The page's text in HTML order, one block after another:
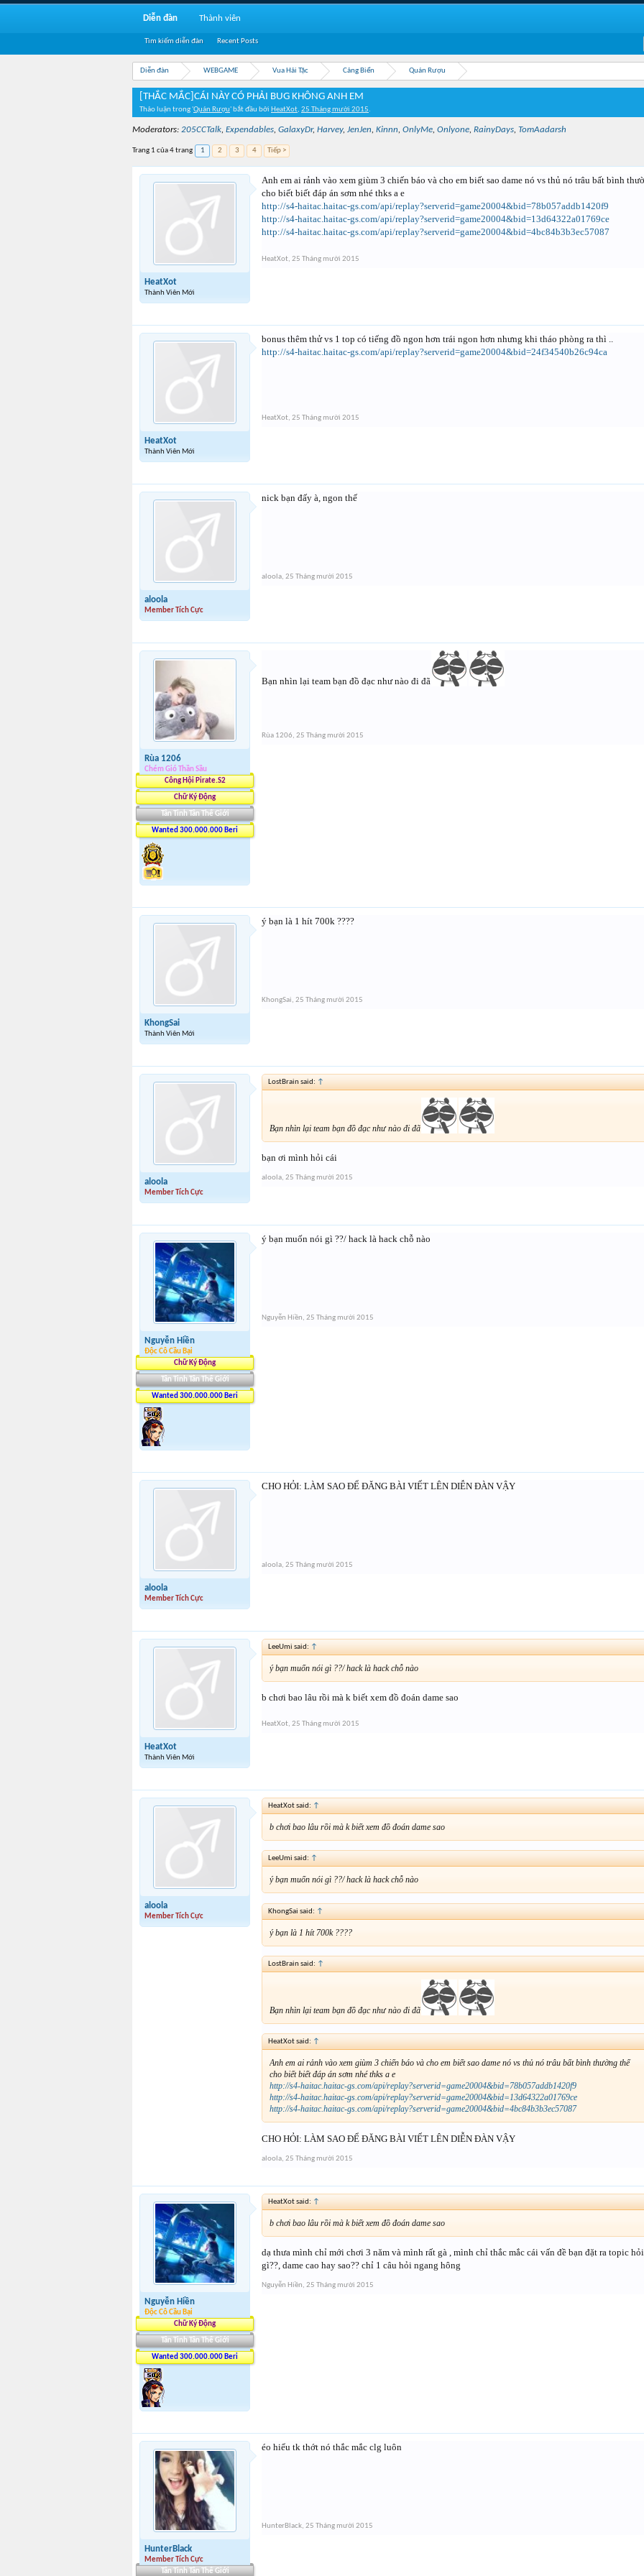
Diễn đàn WEBGAME Vua Hải Tặc Cảng Biển Quán Rượu
[THẮC MẮC]CÁI NÀY CÓ PHẢI BUG KHÔNG ANH EM
Thảo luận trong 'Quán Rượu' bắt đầu bởi HeatXot, 25 Tháng mười 2015.
Moderators: 205CCTalk, Expendables, GalaxyDr, Harvey, JenJen, Kinnn, OnlyMe, Onlyone, RainyDays, TomAadarsh
Trang 1 của 4 trang 1 2 3 4 Tiếp >
HeatXot
Thành Viên Mới
Anh em ai rảnh vào xem giùm 3 chiến báo và cho em biết sao dame nó vs thủ nó trâu bất bình
cho biết biết đáp án sơm nhé thks a e
http://s4-haitac.haitac-gs.com/api/replay?serverid=game20004&bid=78b057addb1420f9
http://s4-haitac.haitac-gs.com/api/replay?serverid=game20004&bid=13d64322a01769ce
http://s4-haitac.haitac-gs.com/api/replay?serverid=game20004&bid=4bc84b3b3ec57087
HeatXot, 25 Tháng mười 2015
HeatXot
Thành Viên Mới
bonus thêm thử vs 1 top có tiếng đồ ngon hơn trái ngon hơn nhưng khi tháo phòng ra thì ..
http://s4-haitac.haitac-gs.com/api/replay?serverid=game20004&bid=24f34540b26c94ca
HeatXot, 25 Tháng mười 2015
aloola
Member Tích Cực
nick bạn đấy à, ngon thế
aloola, 25 Tháng mười 2015
Rùa 1206
Chém Gió Thần Sầu
Công Hội Pirate.S2
Chữ Ký Động
Tân Tinh Tân Thế Giới
Wanted 300.000.000 Beri
Bạn nhìn lại team bạn đồ đạc như nào đi đã
Rùa 1206, 25 Tháng mười 2015
KhongSai
Thành Viên Mới
ý bạn là 1 hít 700k ????
KhongSai, 25 Tháng mười 2015
aloola
Member Tích Cực
LostBrain said: ↑
Bạn nhìn lại team bạn đồ đạc như nào đi đã
bạn ơi mình hỏi cái
aloola, 25 Tháng mười 2015
Nguyễn Hiền
Độc Cô Cầu Bại
Chữ Ký Động
Tân Tinh Tân Thế Giới
Wanted 300.000.000 Beri
ý bạn muốn nói gì ??/ hack là hack chỗ nào
Nguyễn Hiền, 25 Tháng mười 2015
aloola
Member Tích Cực
CHO HỎI: LÀM SAO ĐỂ ĐĂNG BÀI VIẾT LÊN DIỄN ĐÀN VẬY
aloola, 25 Tháng mười 2015
HeatXot
Thành Viên Mới
LeeUmi said: ↑
ý bạn muốn nói gì ??/ hack là hack chỗ nào
b chơi bao lâu rồi mà k biết xem đồ đoán dame sao
HeatXot, 25 Tháng mười 2015
aloola
Member Tích Cực
HeatXot said: ↑
b chơi bao lâu rồi mà k biết xem đồ đoán dame sao
LeeUmi said: ↑
ý bạn muốn nói gì ??/ hack là hack chỗ nào
KhongSai said: ↑
ý bạn là 1 hít 700k ????
LostBrain said: ↑
Bạn nhìn lại team bạn đồ đạc như nào đi đã
HeatXot said: ↑
Anh em ai rảnh vào xem giùm 3 chiến báo và cho em biết sao dame nó vs thủ nó trâu bất bình thường thế
cho biết biết đáp án sơm nhé thks a e
http://s4-haitac.haitac-gs.com/api/replay?serverid=game20004&bid=78b057addb1420f9
http://s4-haitac.haitac-gs.com/api/replay?serverid=game20004&bid=13d64322a01769ce
http://s4-haitac.haitac-gs.com/api/replay?serverid=game20004&bid=4bc84b3b3ec57087
CHO HỎI: LÀM SAO ĐỂ ĐĂNG BÀI VIẾT LÊN DIỄN ĐÀN VẬY
aloola, 25 Tháng mười 2015
Nguyễn Hiền
Độc Cô Cầu Bại
Chữ Ký Động
Tân Tinh Tân Thế Giới
Wanted 300.000.000 Beri
HeatXot said: ↑
b chơi bao lâu rồi mà k biết xem đồ đoán dame sao
dạ thưa mình chỉ mới chơi 3 năm và mình rất gà , mình chỉ thắc mắc cái vấn đề bạn đặt ra topic
gì??, dame cao hay sao?? chỉ 1 câu hỏi ngang hông
Nguyễn Hiền, 25 Tháng mười 2015
HunterBlack
Member Tích Cực
Tân Tinh Tân Thế Giới
éo hiểu tk thớt nó thắc mắc clg luôn
HunterBlack, 25 Tháng mười 2015
Diễn đàn
Tìm kiếm diễn đàn Recent Posts
Thành viên